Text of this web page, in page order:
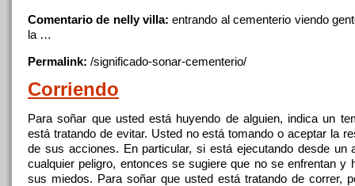
Comentario de nelly villa: entrando alcementerio viendo
la …
Permalink: /significado-sonar-cementerio/
Corriendo
Parasoñar que usted está huyendo de alguien, indica un
está tratando de evitar. Usted no está tomando o aceptar la
de sus acciones. Enparticular, si está ejecutando desde un
cualquier peligro, entonces se sugiere que no se enfrentan y
sus miedos. Para soñar que usted está tratando de correr,